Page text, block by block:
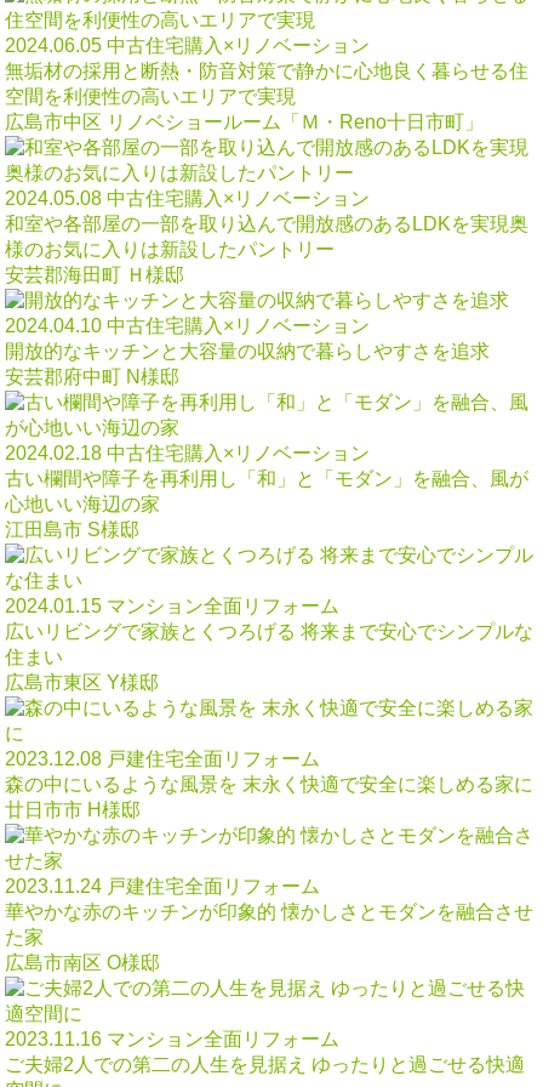
2024.06.05 中古住宅購入×リノベーション
無垢材の採用と断熱・防音対策で静かに心地良く暮らせる住
空間を利便性の高いエリアで実現
広島市中区 リノベショールーム「Ｍ・Reno十日市町」
2024.05.08 中古住宅購入×リノベーション
和室や各部屋の一部を取り込んで開放感のあるLDKを実現奥
様のお気に入りは新設したパントリー
安芸郡海田町 Ｈ様邸
2024.04.10 中古住宅購入×リノベーション
開放的なキッチンと大容量の収納で暮らしやすさを追求
安芸郡府中町 N様邸
2024.02.18 中古住宅購入×リノベーション
古い欄間や障子を再利用し「和」と「モダン」を融合、風が
心地いい海辺の家
江田島市 S様邸
2024.01.15 マンション全面リフォーム
広いリビングで家族とくつろげる 将来まで安心でシンプルな
住まい
広島市東区 Y様邸
2023.12.08 戸建住宅全面リフォーム
森の中にいるような風景を 末永く快適で安全に楽しめる家に
廿日市市 H様邸
2023.11.24 戸建住宅全面リフォーム
華やかな赤のキッチンが印象的 懐かしさとモダンを融合させ
た家
広島市南区 O様邸
2023.11.16 マンション全面リフォーム
ご夫婦2人での第二の人生を見据え ゆったりと過ごせる快適